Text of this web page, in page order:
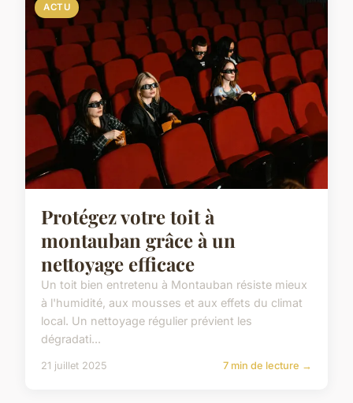
ACTU
Protégez votre toit à
montauban grâce à un
nettoyage efficace
Un toit bien entretenu à Montauban résiste mieux
à l'humidité, aux mousses et aux effets du climat
local. Un nettoyage régulier prévient les
dégradati...
21 juillet 2025 7 min de lecture →